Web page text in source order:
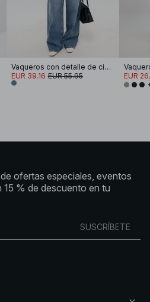
Vaqueros con detalle de cinturón
EUR 39.16 EUR 55.95
EUR
ofertas especiales, eventos
% de descuento en tu
SUSCRÍBETE